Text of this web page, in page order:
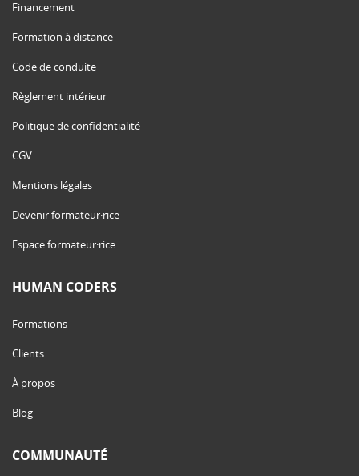
Financement
Formation à distance
Code de conduite
Règlement intérieur
Politique de confidentialité
CGV
Mentions légales
Devenir formateur·rice
Espace formateur·rice
HUMAN CODERS
Formations
Clients
À propos
Blog
COMMUNAUTÉ